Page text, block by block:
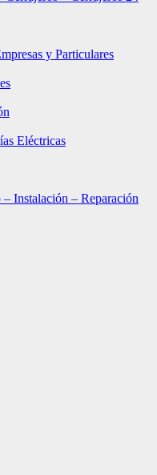
y Particulares
Eléctricas
Instalación – Reparación